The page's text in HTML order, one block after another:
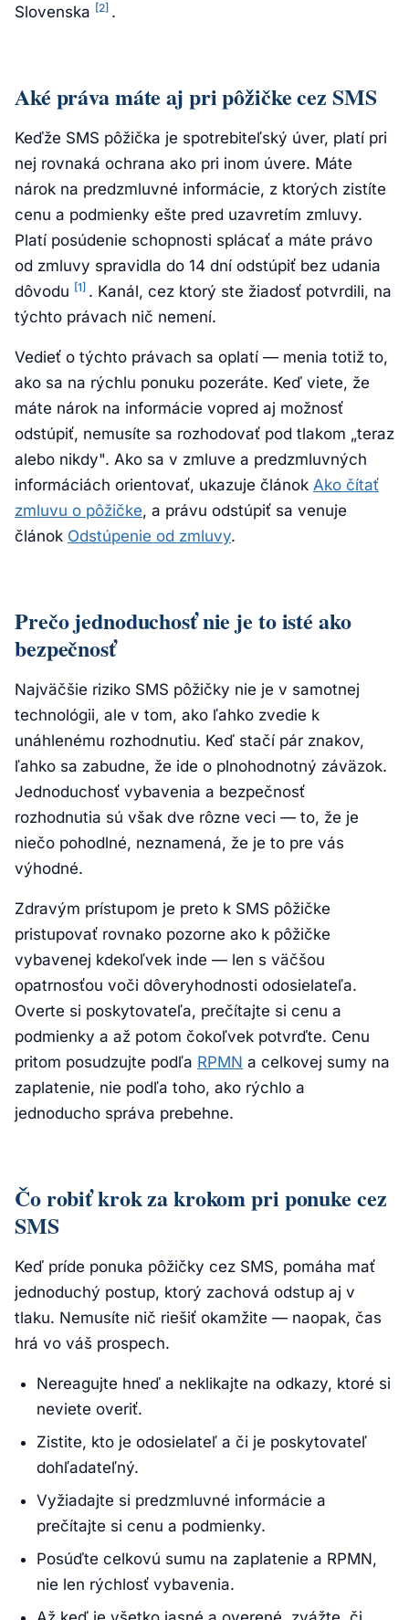
Slovenska [2] .
Aké práva máte aj pri pôžičke cez SMS
Keďže SMS pôžička je spotrebiteľský úver, platí pri
nej rovnaká ochrana ako pri inom úvere. Máte
nárok na predzmluvné informácie, z ktorých zistíte
cenu a podmienky ešte pred uzavretím zmluvy.
Platí posúdenie schopnosti splácať a máte právo
od zmluvy spravidla do 14 dní odstúpiť bez udania
dôvodu [1] . Kanál, cez ktorý ste žiadosť potvrdili, na
týchto právach nič nemení.
Vedieť o týchto právach sa oplatí — menia totiž to,
ako sa na rýchlu ponuku pozeráte. Keď viete, že
máte nárok na informácie vopred aj možnosť
odstúpiť, nemusíte sa rozhodovať pod tlakom „teraz
alebo nikdy". Ako sa v zmluve a predzmluvných
informáciách orientovať, ukazuje článok Ako čítať
zmluvu o pôžičke, a právu odstúpiť sa venuje
článok Odstúpenie od zmluvy.
Prečo jednoduchosť nie je to isté ako
bezpečnosť
Najväčšie riziko SMS pôžičky nie je v samotnej
technológii, ale v tom, ako ľahko zvedie k
unáhlenému rozhodnutiu. Keď stačí pár znakov,
ľahko sa zabudne, že ide o plnohodnotný záväzok.
Jednoduchosť vybavenia a bezpečnosť
rozhodnutia sú však dve rôzne veci — to, že je
niečo pohodlné, neznamená, že je to pre vás
výhodné.
Zdravým prístupom je preto k SMS pôžičke
pristupovať rovnako pozorne ako k pôžičke
vybavenej kdekoľvek inde — len s väčšou
opatrnosťou voči dôveryhodnosti odosielateľa.
Overte si poskytovateľa, prečítajte si cenu a
podmienky a až potom čokoľvek potvrďte. Cenu
pritom posudzujte podľa RPMN a celkovej sumy na
zaplatenie, nie podľa toho, ako rýchlo a
jednoducho správa prebehne.
Čo robiť krok za krokom pri ponuke cez
SMS
Keď príde ponuka pôžičky cez SMS, pomáha mať
jednoduchý postup, ktorý zachová odstup aj v
tlaku. Nemusíte nič riešiť okamžite — naopak, čas
hrá vo váš prospech.
Nereagujte hneď a neklikajte na odkazy, ktoré si
neviete overiť.
Zistite, kto je odosielateľ a či je poskytovateľ
dohľadateľný.
Vyžiadajte si predzmluvné informácie a
prečítajte si cenu a podmienky.
Posúďte celkovú sumu na zaplatenie a RPMN,
nie len rýchlosť vybavenia.